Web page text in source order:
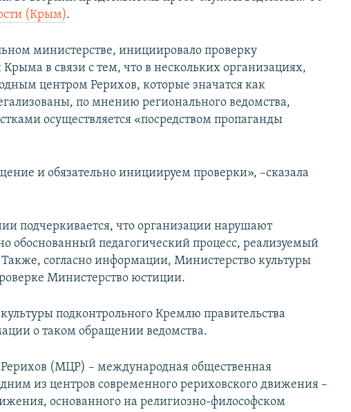
(Крым).
министерстве, инициировало проверку
в связи с тем, что в нескольких организациях,
центром Рерихов, которые значатся как
по мнению регионального ведомства,
осуществляется «посредством пропаганды
и обязательно инициируем проверки», –сказала
подчеркивается, что организации нарушают
обоснованный педагогический процесс, реализуемый
согласно информации, Министерство культуры
Министерство юстиции.
подконтрольного Кремлю правительства
о таком обращении ведомства.
(МЦР) – международная общественная
из центров современного рериховского движения –
основанного на религиозно-философском